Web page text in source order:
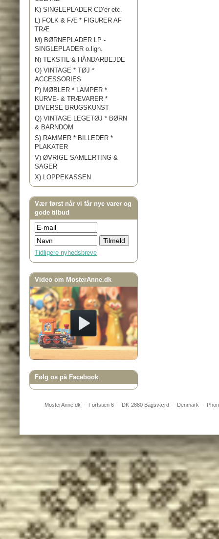
K) SINGLEPLADER CD’er etc.
L) FOLK & FÆ * FIGURER AF
TRÆ
M) BØRNEPLADER LP -
SINGLEPLADER o.lign.
N) TEKSTIL & HÅNDARBEJDE
O) VINTAGE * TØJ *
ACCESSORIES
P) MØBLER * LAMPER *
KURVE- & TRÆVARER *
DIVERSE BRUGSKUNST
Q) VINTAGE LEGETØJ * BØRN
& BARNDOM
S) RAMMER * BILLEDER *
PLAKATER
V) ØVRIGE SAMLERTING &
SAGER
X) LOPPEKASSEN
Vær først når vi får nye varer og
gode tilbud
Tidligere nyhedsbreve
Video om MosterAnne.dk
Følg os på Facebook
MosterAnne.dk - Fortstien 6- DK-2880 Bagsværd- Denmark -